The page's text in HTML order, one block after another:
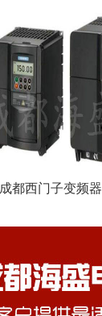
成都西门子变频器